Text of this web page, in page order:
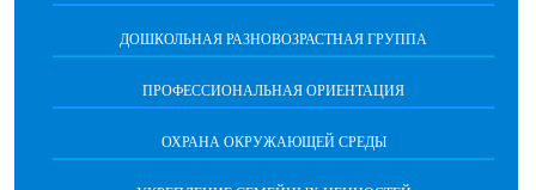
ДОШКОЛЬНАЯ РАЗНОВОЗРАСТНАЯ ГРУППА
ПРОФЕССИОНАЛЬНАЯ ОРИЕНТАЦИЯ
ОХРАНА ОКРУЖАЮЩЕЙ СРЕДЫ